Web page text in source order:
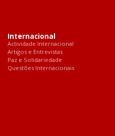
Internacional
Actividade Internacional
Artigos e Entrevistas
Paz e Solidariedade
Questões Internacionais